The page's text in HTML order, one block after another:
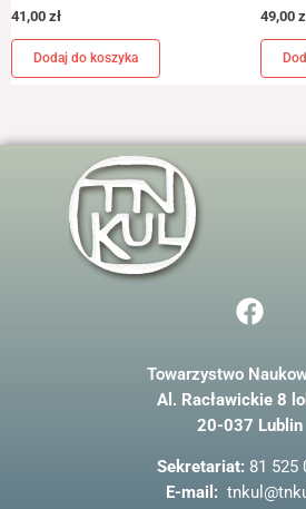
41,00 zł
Dodaj do koszyka
49,00
F
a
e
b
o
o
k
Towarzystwo
Al. Racławickie 8
20-037 Lublin
Sekretariat: 81 525
E-mail: